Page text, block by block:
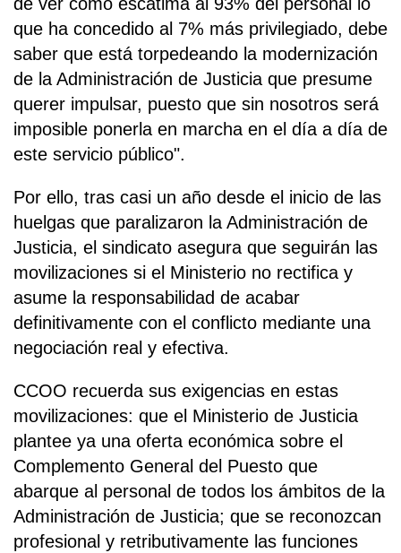
que ha concedido al 7% más privilegiado, debe
saber que está torpedeando la modernización
de la Administración de Justicia que presume
querer impulsar, puesto que sin nosotros será
imposible ponerla en marcha en el día a día de
este servicio público".
Por ello, tras casi un año desde el inicio de las
huelgas que paralizaron la Administración de
Justicia, el sindicato asegura que seguirán las
movilizaciones si el Ministerio no rectifica y
asume la responsabilidad de acabar
definitivamente con el conflicto mediante una
negociación real y efectiva.
CCOO recuerda sus exigencias en estas
movilizaciones: que el Ministerio de Justicia
plantee ya una oferta económica sobre el
Complemento General del Puesto que
abarque al personal de todos los ámbitos de la
Administración de Justicia; que se reconozcan
profesional y retributivamente las funciones